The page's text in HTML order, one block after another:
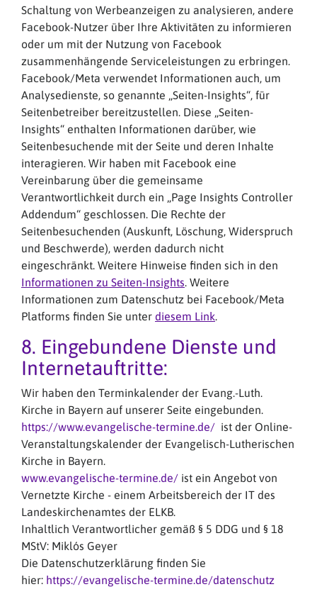
Schaltung von Werbeanzeigen zu analysieren, andere
Facebook-Nutzer über Ihre Aktivitäten zu informieren
oder um mit der Nutzung von Facebook
zusammenhängende Serviceleistungen zu erbringen.
Facebook/Meta verwendet Informationen auch, um
Analysedienste, so genannte „Seiten-Insights“, für
Seitenbetreiber bereitzustellen. Diese „Seiten-
Insights“ enthalten Informationen darüber, wie
Seitenbesuchende mit der Seite und deren Inhalte
interagieren. Wir haben mit Facebook eine
Vereinbarung über die gemeinsame
Verantwortlichkeit durch ein „Page Insights Controller
Addendum“ geschlossen. Die Rechte der
Seitenbesuchenden (Auskunft, Löschung, Widerspruch
und Beschwerde), werden dadurch nicht
eingeschränkt. Weitere Hinweise finden sich in den
Informationen zu Seiten-Insights. Weitere
Informationen zum Datenschutz bei Facebook/Meta
Platforms finden Sie unter diesem Link.
8. Eingebundene Dienste und
Internetauftritte:
Wir haben den Terminkalender der Evang.-Luth.
Kirche in Bayern auf unserer Seite eingebunden.
https://www.evangelische-termine.de/ ist der Online-
Veranstaltungskalender der Evangelisch-Lutherischen
Kirche in Bayern.
www.evangelische-termine.de/ ist ein Angebot von
Vernetzte Kirche - einem Arbeitsbereich der IT des
Landeskirchenamtes der ELKB.
Inhaltlich Verantwortlicher gemäß § 5 DDG und § 18
MStV: Miklós Geyer
Die Datenschutzerklärung finden Sie
hier: https://evangelische-termine.de/datenschutz